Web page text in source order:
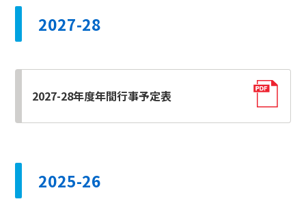
2027-28
2027-28年度年間行事予定表
2025-26